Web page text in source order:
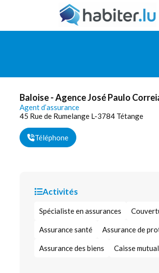
Baloise - Agence José Paulo
Agent d’assurance
45 Rue de Rumelange L-3784 Tétange
Téléphone
Activités
Spécialiste en assurances
Assurance santé Assurance de
Assurance des biens Caisse